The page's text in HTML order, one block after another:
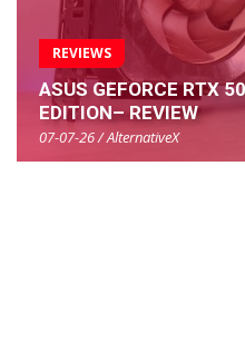
REVIEWS
ASUS GEFORCE RTX
EDITION– REVIEW
07-07-26 / AlternativeX